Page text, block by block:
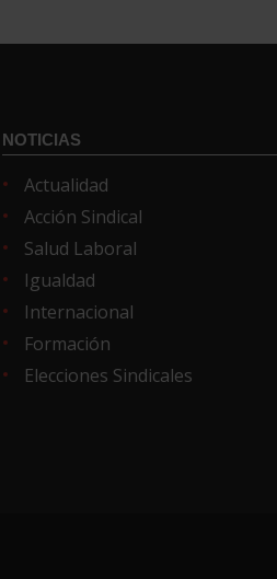
NOTICIAS
Actualidad
Acción Sindical
Salud Laboral
Igualdad
Internacional
Formación
Elecciones Sindicales